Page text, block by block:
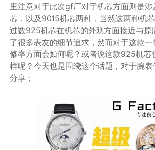
里注意对于此次gf厂对于机芯方面则是
芯，以及9015机芯两种，当然这两种机
过数925机芯在机芯的外观方面接近与原
了很多表友的细节追求，然而对于这款一
修率方面会如何呢？或者说这款925机芯
样呢？今天也是围绕这个话题，对于腕
分享；